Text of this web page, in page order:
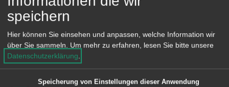
Heisenberg
Himmlingen
Hofherrnweiler
speichern
Hier können Sie einsehen und anpassen, welche Information wir
über Sie sammeln.
Um mehr zu erfahren, lesen Sie bitte unsere
Datenschutzerklärung
Speicherung von Einstellungen dieser Anwendung